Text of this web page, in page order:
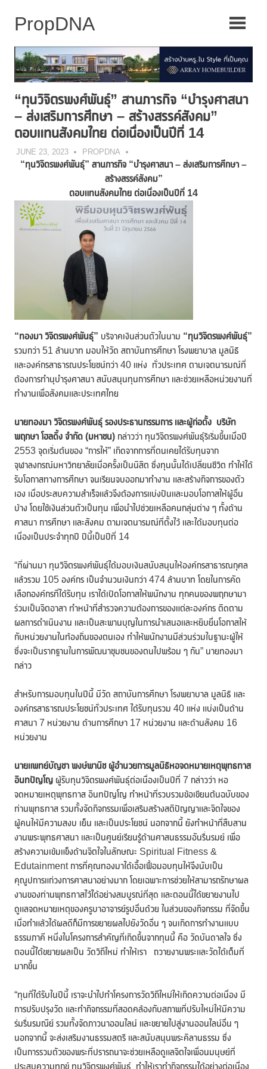
“ทุนวิจิตรพงศ์พันธุ์” สานภารกิจ “บำรุงศาสนา
– ส่งเสริมการศึกษา – สร้างสรรค์สังคม”
ตอบแทนสังคมไทย ต่อเนื่องเป็นปีที่ 14
JUNE 23, 2023 PROPDNA
“ทุนวิจิตรพงศ์พันธุ์” สานภารกิจ “บำรุงศาสนา – ส่งเสริมการศึกษา –
สร้างสรรค์สังคม”
ตอบแทนสังคมไทย ต่อเนื่องเป็นปีที่ 14
“ทองมา วิจิตรพงศ์พันธุ์” บริจาคเงินส่วนตัวในนาม “ทุนวิจิตรพงศ์พันธุ์”
รวมกว่า 51 ล้านบาท มอบให้วัด สถาบันการศึกษา โรงพยาบาล มูลนิธิ
และองค์กรสาธารณประโยชน์กว่า 40 แห่ง ทั่วประเทศ ตามเจตนารมณ์ที่
ต้องการทำนุบำรุงศาสนา สนับสนุนทุนการศึกษา และช่วยเหลือหน่วยงานที่
ทำงานเพื่อสังคมและประเทศไทย
นายทองมา วิจิตรพงศ์พันธุ์ รองประธานกรรมการ และผู้ก่อตั้ง บริษัท
พฤกษา โฮลดิ้ง จำกัด (มหาชน) กล่าวว่า ทุนวิจิตรพงศ์พันธุ์ริเริ่มขึ้นเมื่อปี
2553 จุดเริ่มต้นของ “การให้” เกิดจากการที่ตนเคยได้รับทุนจาก
จุฬาลงกรณ์มหาวิทยาลัยเมื่อครั้งเป็นนิสิต ซึ่งทุนนั้นได้เปลี่ยนชีวิต ทำให้ได้
รับโอกาสทางการศึกษา จนเรียนจบออกมาทำงาน และสร้างกิจการของตัว
เอง เมื่อประสบความสำเร็จแล้วจึงต้องการแบ่งปันและมอบโอกาสให้ผู้อื่น
บ้าง โดยใช้เงินส่วนตัวเป็นทุน เพื่อนำไปช่วยเหลือคนกลุ่มต่าง ๆ ทั้งด้าน
ศาสนา การศึกษา และสังคม ตามเจตนารมณ์ที่ตั้งไว้ และได้มอบทุนต่อ
เนื่องเป็นประจำทุกปี ปีนี้เป็นปีที่ 14
“ที่ผ่านมา ทุนวิจิตรพงศ์พันธุ์ได้มอบเงินสนับสนุนให้องค์กรสาธารณกุศล
แล้วรวม 105 องค์กร เป็นจำนวนเงินกว่า 474 ล้านบาท โดยในการคัด
เลือกองค์กรที่ได้รับทุน เราได้เปิดโอกาสให้พนักงาน ทุกคนของพฤกษามา
ร่วมเป็นจิตอาสา ทำหน้าที่สำรวจความต้องการของแต่ละองค์กร ติดตาม
ผลการดำเนินงาน และเป็นสะพานบุญในการนำเสนอและหยิบยื่นโอกาสให้
กับหน่วยงานในท้องถิ่นของตนเอง ทำให้พนักงานมีส่วนร่วมในฐานะผู้ให้
ซึ่งจะเป็นรากฐานในการพัฒนาชุมชนของตนไปพร้อม ๆ กัน” นายทองมา
กล่าว
สำหรับการมอบทุนในปีนี้ มีวัด สถาบันการศึกษา โรงพยาบาล มูลนิธิ และ
องค์กรสาธารณประโยชน์ทั่วประเทศ ได้รับทุนรวม 40 แห่ง แบ่งเป็นด้าน
ศาสนา 7 หน่วยงาน ด้านการศึกษา 17 หน่วยงาน และด้านสังคม 16
หน่วยงาน
นายแพทย์บัญชา พงษ์พานิชผู้อำนวยการมูลนิธิหอจดหมายเหตุพุทธทาส
อินทปัญโญ ผู้รับทุนวิจิตรพงศ์พันธุ์ต่อเนื่องเป็นปีที่ 7 กล่าวว่า หอ
จดหมายเหตุพุทธทาส อินทปัญโญ ทำหน้าที่รวบรวมข้อเขียนต้นฉบับของ
ท่านพุทธทาส รวมทั้งจัดกิจกรรมเพื่อเสริมสร้างสติปัญญาและจิตใจของ
ผู้คนให้มีความสงบ เย็น และเป็นประโยชน์ นอกจากนี้ ยังทำหน้าที่สืบสาน
งานพระพุทธศาสนา และเป็นศูนย์เรียนรู้ด้านศาสนธรรมอันรื่นรมย์ เพื่อ
สร้างความเข้มแข็งด้านจิตใจในลักษณะ Spiritual Fitness &
Edutainment การที่คุณทองมาได้เอื้อเฟื้อมอบทุนให้จึงนับเป็น
คุณูปการแก่วงการศาสนาอย่างมาก โดยเฉพาะการช่วยให้สามารถรักษาผล
งานของท่านพุทธทาสไว้ได้อย่างสมบูรณ์ที่สุด และตอนนี้ได้ขยายงานไป
ดูแลจดหมายเหตุของครูบาอาจารย์รูปอื่นด้วย ในส่วนของกิจกรรม ที่จัดขึ้น
เมื่อทำแล้วได้ผลดีก็มีการขยายผลไปยังวัดอื่น ๆ จนเกิดการทำงานแบบ
ธรรมภาคี หนึ่งในโครงการสำคัญที่เกิดขึ้นจากทุนนี้ คือ วัดบันดาลใจ ซึ่ง
ตอนนี้ได้ขยายผลเป็น วัดวิถีใหม่ ทำให้เรา ถวายงานพระและวัดได้เต็มที่
มากขึ้น
“ทุนที่ได้รับในปีนี้ เราจะนำไปทำโครงการวัดวิถีใหม่ให้เกิดความต่อเนื่อง มี
การปรับปรุงวัด และทำกิจกรรมที่สอดคล้องกับสภาพที่ปรับใหม่ให้มีความ
ร่มรื่นรมณีย์ รวมทั้งจัดภาวนาออนไลน์ และขยายไปสู่งานออนไลน์อื่น ๆ
นอกจากนี้ จะส่งเสริมงานธรรมสตรี และสนับสนุนพระคิลานธรรม ซึ่ง
เป็นการรวมตัวของพระที่ปรารถนาจะช่วยเหลือดูแลจิตใจเพื่อนมนุษย์ที่
ประสบความทุกข์ ทุนวิจิตรพงศ์พันธุ์ ทำให้เราทำกิจกรรมได้อย่างต่อเนื่อง